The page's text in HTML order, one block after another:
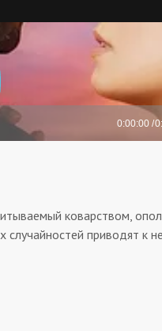
коварством,
случайностей приводят к